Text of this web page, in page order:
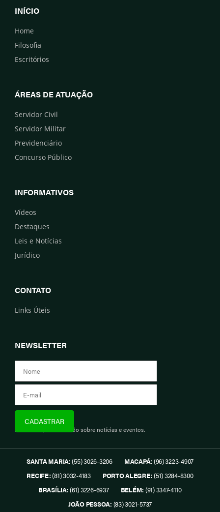
INÍCIO
Home
Filosofia
Escritórios
ÁREAS DE ATUAÇÃO
Servidor Civil
Servidor Militar
Previdenciário
Concurso Público
INFORMATIVOS
Vídeos
Destaques
Leis e Notícias
Jurídico
CONTATO
Links Úteis
NEWSLETTER
Assine e fique informado sobre notícias e eventos.
SANTA MARIA:(55) 3026-3206 MACAPÁ: (96) 3223-4907
RECIFE:(81) 3032-4183 PORTO ALEGRE:(51) 3284-8300
BRASÍLIA:(61) 3226-6937 BELÉM: (91) 3347-4110
JOÃO PESSOA: (83) 3021-5737